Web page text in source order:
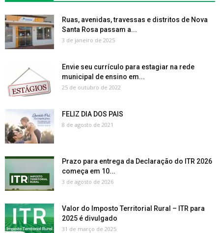
Ruas, avenidas, travessas e distritos de Nova
Santa Rosa passam a...
3 de janeiro de 2025
Envie seu currículo para estagiar na rede
municipal de ensino em...
25 de outubro de 2022
FELIZ DIA DOS PAIS
8 de agosto de 2021
Prazo para entrega da Declaração do ITR 2026
começa em 10...
3 de agosto de 2026
Valor do Imposto Territorial Rural – ITR para
2025 é divulgado
31 de março de 2025